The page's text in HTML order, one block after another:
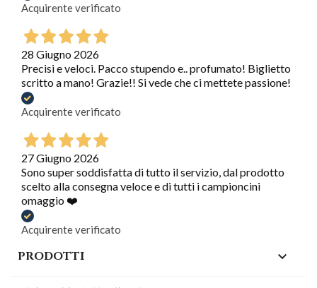
Acquirente verificato
28 Giugno 2026
Precisi e veloci. Pacco stupendo e.. profumato! Biglietto
scritto a mano! Grazie!! Si vede che ci mettete passione!
Acquirente verificato
27 Giugno 2026
Sono super soddisfatta di tutto il servizio, dal prodotto
scelto alla consegna veloce e di tutti i campioncini
omaggio ❤️
Acquirente verificato
PRODOTTI 